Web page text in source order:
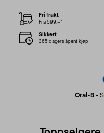
Oral-B -
Fri frakt
Fra 599,–*
Sikkert
365 dagers åpent kjøp